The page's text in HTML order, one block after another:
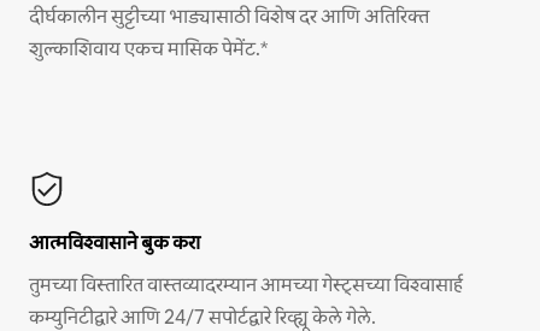
दीर्घकालीन सुट्टीच्या भाड्यासाठी विशेष दर आणि अतिरिक्त
शुल्काशिवाय एकच मासिक पेमेंट.*
आत्मविश्वासाने बुक करा
तुमच्या विस्तारित वास्तव्यादरम्यान आमच्या गेस्ट्सच्या विश्वासार्ह
कम्युनिटीद्वारे आणि 24/7 सपोर्टद्वारे रिव्ह्यू केले गेले.